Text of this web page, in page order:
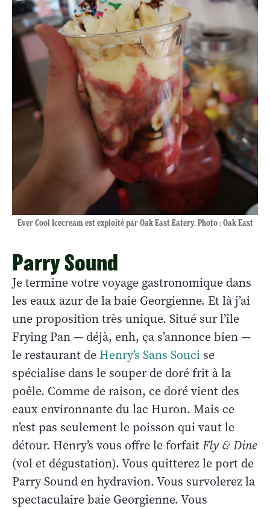
Ever Cool Icecream est exploité par Oak East Eatery. Photo : Oak East
Parry Sound
Je termine votre voyage gastronomique dans
les eaux azur de la baie Georgienne. Et là j’ai
une proposition très unique. Situé sur l’île
Frying Pan — déjà, enh, ça s’annonce bien —
le restaurant de Henry’s Sans Souci se
spécialise dans le souper de doré frit à la
poêle. Comme de raison, ce doré vient des
eaux environnante du lac Huron. Mais ce
n’est pas seulement le poisson qui vaut le
détour. Henry’s vous offre le forfaitFly & Dine
(vol et dégustation). Vous quitterez le port de
Parry Sound en hydravion. Vous survolerez la
spectaculaire baie Georgienne. Vous